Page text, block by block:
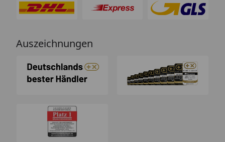
Auszeichnungen